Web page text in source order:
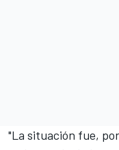
"La situación fue,